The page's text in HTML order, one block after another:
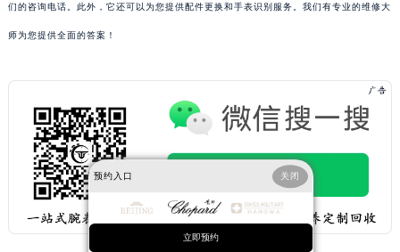
们的咨询电话。此外，它还可以为您提供配件更换和手表识别服务。我们有专业的维修大
师为您提供全面的答案！
预约入口 关闭
立即预约